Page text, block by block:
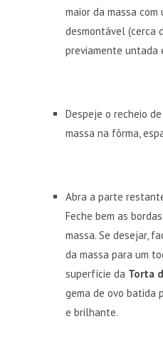
maior da massa
desmontável (cerca
previamente untada
Despeje o recheio
massa na fôrma,
Abra a parte
Feche bem as
massa. Se desejar,
da massa para um
superfície da Torta
gema de ovo batida
e brilhante.